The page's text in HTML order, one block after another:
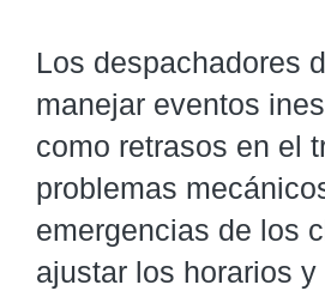
Los despachadores
manejar eventos
como retrasos en el
problemas
emergencias de los
ajustar los horarios y